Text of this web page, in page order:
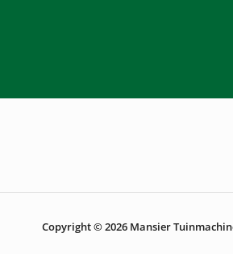
Copyright © 2026 Mansier